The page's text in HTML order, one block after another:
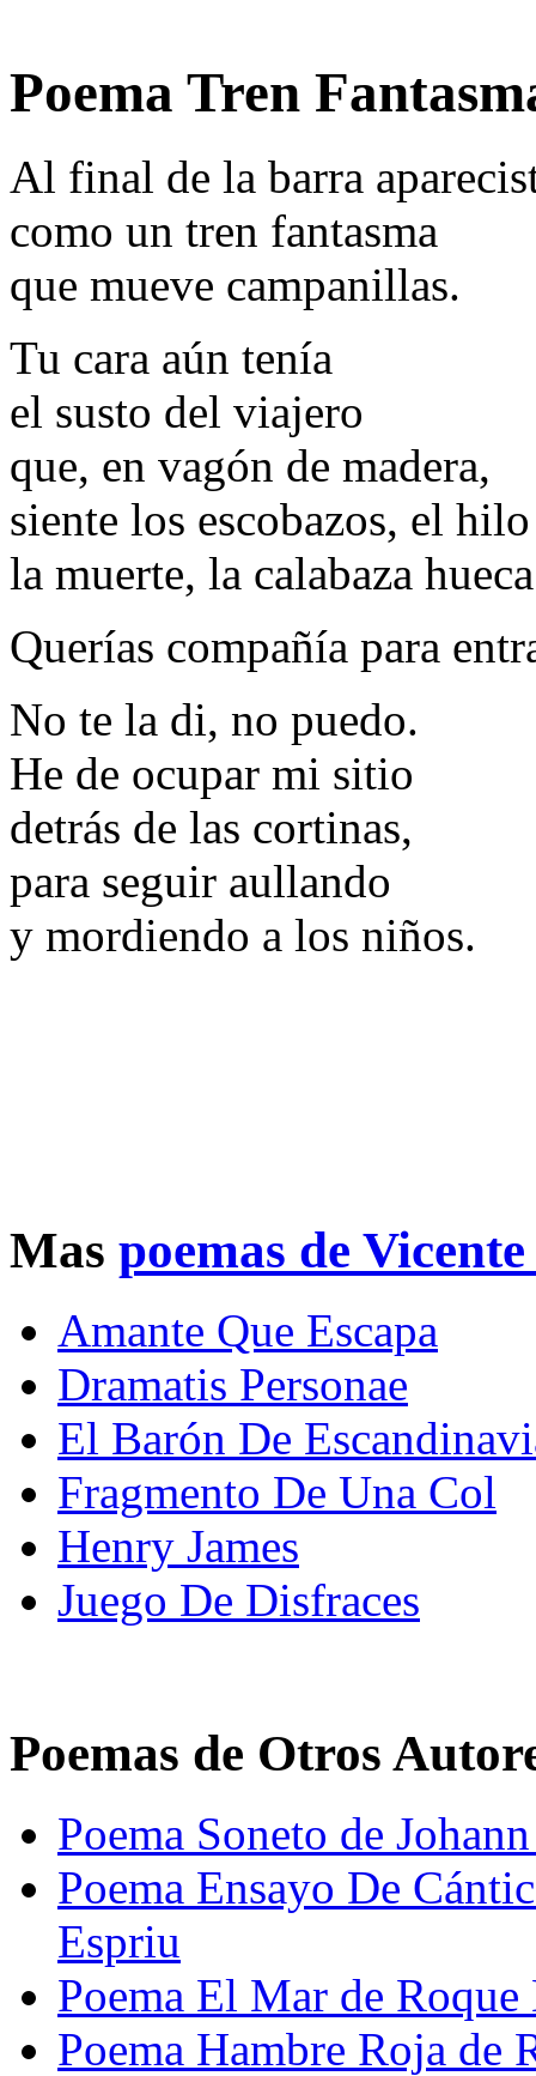
Poema Tren
Al final de la barra
como un tren fantasma
que mueve campanillas.
Tu cara aún tenía
el susto del viajero
que, en vagón de madera,
siente los escobazos, el
la muerte, la calabaza
Querías compañía para
No te la di, no puedo.
He de ocupar mi sitio
detrás de las cortinas,
para seguir aullando
y mordiendo a los niños.
Mas poemas de
Amante Que Escapa
Dramatis Personae
El Barón De
Fragmento De Una Col
Henry James
Juego De Disfraces
Poemas de Otros
Poema Soneto de
Poema Ensayo De
Espriu
Poema El Mar de
Poema Hambre Roja de